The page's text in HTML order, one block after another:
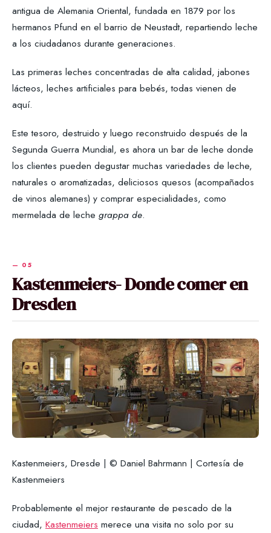
antigua de Alemania Oriental, fundada en 1879 por los
hermanos Pfund en el barrio de Neustadt, repartiendo leche
a los ciudadanos durante generaciones.
Las primeras leches concentradas de alta calidad, jabones
lácteos, leches artificiales para bebés, todas vienen de
aquí.
Este tesoro, destruido y luego reconstruido después de la
Segunda Guerra Mundial, es ahora un bar de leche donde
los clientes pueden degustar muchas variedades de leche,
naturales o aromatizadas, deliciosos quesos (acompañados
de vinos alemanes) y comprar especialidades, como
mermelada de leche grappa de.
Kastenmeiers- Donde comer en
Dresden
Kastenmeiers, Dresde | © Daniel Bahrmann | Cortesía de
Kastenmeiers
Probablemente el mejor restaurante de pescado de la
ciudad, Kastenmeiers merece una visita no solo por su